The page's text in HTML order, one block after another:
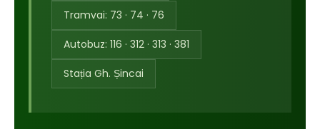
Tramvai: 73 · 74 · 76
Autobuz: 116 · 312 · 313 · 381
Stația Gh. Șincai